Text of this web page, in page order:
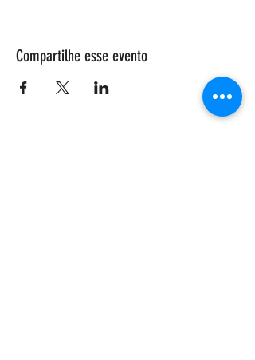
Compartilhe esse evento